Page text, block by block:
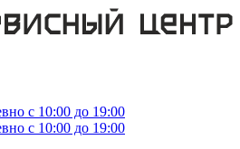
с 10:00 до 19:00
с 10:00 до 19:00